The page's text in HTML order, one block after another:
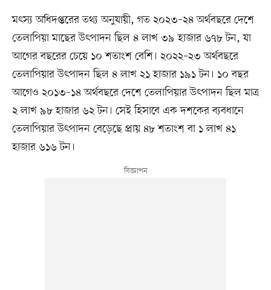
মৎস্য অধিদপ্তরের তথ্য অনুযায়ী, গত ২০২৩–২৪ অর্থবছরে দেশে
তেলাপিয়া মাছের উৎপাদন ছিল ৪ লাখ ৩৯ হাজার ৬৭৮ টন, যা
আগের বছরের চেয়ে ১০ শতাংশ বেশি। ২০২২–২৩ অর্থবছরে
তেলাপিয়ার উৎপাদন ছিল ৪ লাখ ২১ হাজার ১৯১ টন। ১০ বছর
আগেও ২০১৩–১৪ অর্থবছরে দেশে তেলাপিয়ার উৎপাদন ছিল মাত্র
২ লাখ ৯৮ হাজার ৬২ টন। সেই হিসাবে এক দশকের ব্যবধানে
তেলাপিয়ার উৎপাদন বেড়েছে প্রায় ৪৮ শতাংশ বা ১ লাখ ৪১
হাজার ৬১৬ টন।